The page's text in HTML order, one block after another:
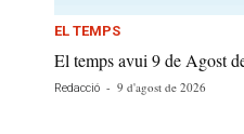
EL TEMPS
El temps avui 9 de Agost
Redacció - 9 d'agost de 2026